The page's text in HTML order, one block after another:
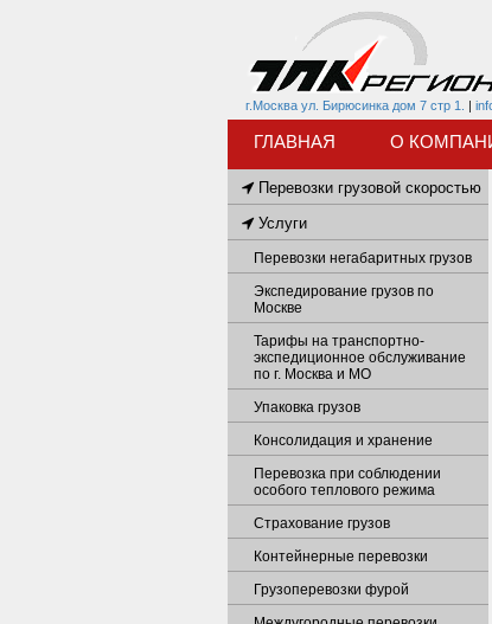
г.Москва ул. Бирюсинка дом 7 стр 1. |
ГЛАВНАЯ О
Перевозки грузовой скоростью
Услуги
Перевозки негабаритных грузов
Экспедирование грузов по
Москве
Тарифы на транспортно-
экспедиционное обслуживание
по г. Москва и МО
Упаковка грузов
Консолидация и хранение
Перевозка при соблюдении
особого теплового режима
Страхование грузов
Контейнерные перевозки
Грузоперевозки фурой